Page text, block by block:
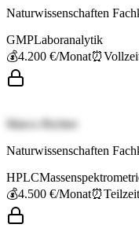
Naturwissenschaften
GMPLaboranalytik
💰4.200 €/Monat⏰
Marco Richter
Naturwissenschaften
HPLC
💰4.500 €/Monat⏰Teilzeit